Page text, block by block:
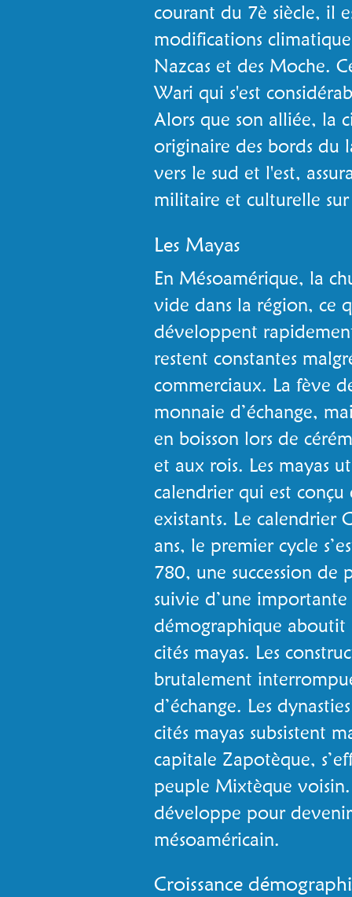
courant du 7è siècle, il
modifications
Nazcas et des Moche.
Wari qui s'est
Alors que son alliée, la
originaire des bords du
vers le sud et l'est,
militaire et culturelle
Les Mayas
En Mésoamérique, la
vide dans la région, ce
développent
restent constantes
commerciaux. La fève
monnaie d’échange,
en boisson lors de
et aux rois. Les mayas
calendrier qui est conçu
existants. Le calendrier
ans, le premier cycle
780, une succession de
suivie d’une
démographique aboutit
cités mayas. Les
brutalement
d’échange. Les
cités mayas subsistent
capitale Zapotèque,
peuple Mixtèque
développe pour
mésoaméricain.
Croissance